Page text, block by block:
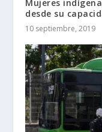
Mujeres
desde su
10 septiembre, 2019